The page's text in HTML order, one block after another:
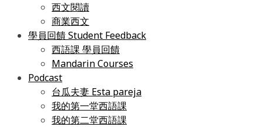
西文閱讀
商業西文
學員回饋 Student Feedback
西語課 學員回饋
Mandarin Courses
Podcast
台瓜夫妻 Esta pareja
我的第一堂西語課
我的第二堂西語課